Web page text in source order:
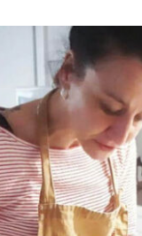
BUCHEN
/